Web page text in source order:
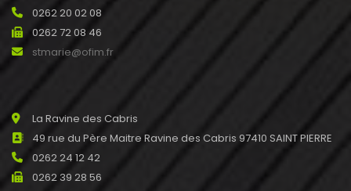
0262 20 02 08
0262 72 08 46
stmarie@ofim.fr
La Ravine des Cabris
49 rue du Père Maitre Ravine des Cabris 97410 SAINT PIERRE
0262 24 12 42
0262 39 28 56